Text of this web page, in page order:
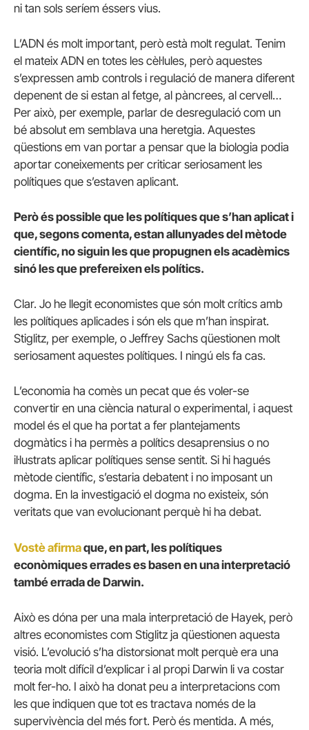
ni tan sols seríem éssers vius.
L’ADN és molt important, però està molt regulat. Tenim
el mateix ADN en totes les cèl·lules, però aquestes
s’expressen amb controls i regulació de manera diferent
depenent de si estan al fetge, al pàncrees, al cervell…
Per això, per exemple, parlar de desregulació com un
bé absolut em semblava una heretgia. Aquestes
qüestions em van portar a pensar que la biologia podia
aportar coneixements per criticar seriosament les
polítiques que s’estaven aplicant.
Però és possible que les polítiques que s’han aplicat i
que, segons comenta, estan allunyades del mètode
científic, no siguin les que propugnen els acadèmics
sinó les que prefereixen els polítics.
Clar. Jo he llegit economistes que són molt crítics amb
les polítiques aplicades i són els que m’han inspirat.
Stiglitz, per exemple, o Jeffrey Sachs qüestionen molt
seriosament aquestes polítiques. I ningú els fa cas.
L’economia ha comès un pecat que és voler-se
convertir en una ciència natural o experimental, i aquest
model és el que ha portat a fer plantejaments
dogmàtics i ha permès a polítics desaprensius o no
il·lustrats aplicar polítiques sense sentit. Si hi hagués
mètode científic, s’estaria debatent i no imposant un
dogma. En la investigació el dogma no existeix, són
veritats que van evolucionant perquè hi ha debat.
Vostè afirmaque, en part, les polítiques
econòmiques errades es basen en una interpretació
també errada de Darwin.
Això es dóna per una mala interpretació de Hayek, però
altres economistes com Stiglitz ja qüestionen aquesta
visió. L’evolució s’ha distorsionat molt perquè era una
teoria molt difícil d’explicar i al propi Darwin li va costar
molt fer-ho. I això ha donat peu a interpretacions com
les que indiquen que tot es tractava només de la
supervivència del més fort. Però és mentida. A més,